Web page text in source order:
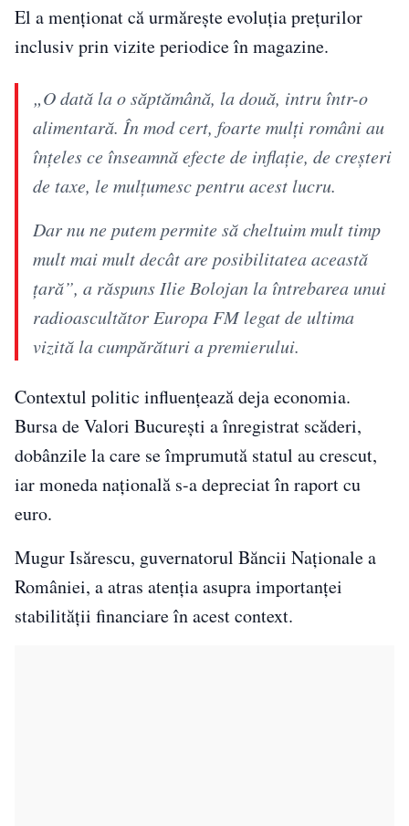
El a menționat că urmărește evoluția prețurilor
inclusiv prin vizite periodice în magazine.
„O dată la o săptămână, la două, intru într-o
alimentară. În mod cert, foarte mulți români au
înțeles ce înseamnă efecte de inflație, de creșteri
de taxe, le mulțumesc pentru acest lucru.
Dar nu ne putem permite să cheltuim mult timp
mult mai mult decât are posibilitatea această
țară”, a răspuns Ilie Bolojan la întrebarea unui
radioascultător Europa FM legat de ultima
vizită la cumpărături a premierului.
Contextul politic influențează deja economia.
Bursa de Valori București a înregistrat scăderi,
dobânzile la care se împrumută statul au crescut,
iar moneda națională s-a depreciat în raport cu
euro.
Mugur Isărescu, guvernatorul Băncii Naționale a
României, a atras atenția asupra importanței
stabilității financiare în acest context.